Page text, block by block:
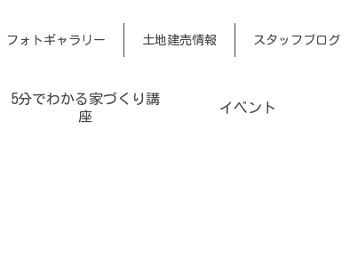
フォトギャラリー 土地建売情報 スタッフブログ
5分でわかる家づくり講
座
イベント